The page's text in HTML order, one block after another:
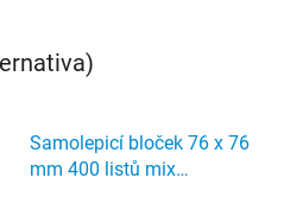
Samolepicí bloček 76 x 76
mm 400 listů mix